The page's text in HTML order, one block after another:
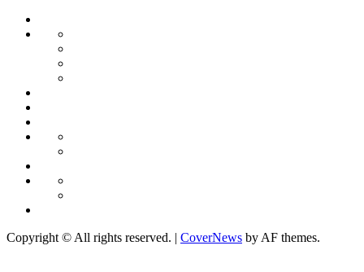
Une
People
Internationale
DIRECT
Copyright © All rights reserved. | CoverNews by AF themes.